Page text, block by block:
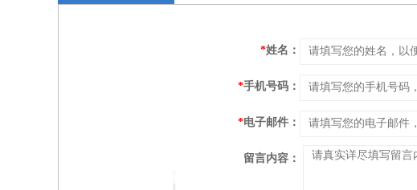
*姓名：
*手机号码：
*电子邮件：
留言内容：